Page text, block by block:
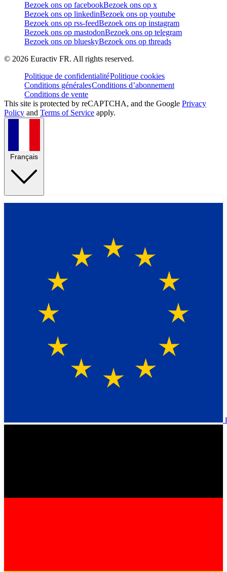
Bezoek ons op facebookBezoek ons op x
Bezoek ons op linkedinBezoek ons op youtube
Bezoek ons op rss-feedBezoek ons op instagram
Bezoek ons op mastodonBezoek ons op telegram
Bezoek ons op blueskyBezoek ons op threads
© 2026 Euractiv FR. All rights reserved.
Politique de confidentialitéPolitique cookies
Conditions généralesConditions d’abonnement
Conditions de vente
This site is protected by reCAPTCHA, and the Google Privacy
Policy and Terms of Service apply.
Français